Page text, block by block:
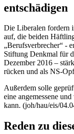
entschädigen
Die Liberalen fordern
auf, die beiden
„Berufsverbrecher“ -
Stiftung Denkmal für
Dezember 2016 –
rücken und als NS-
Außerdem solle
eine angemessene
kann. (joh/hau/eis/
Reden zu